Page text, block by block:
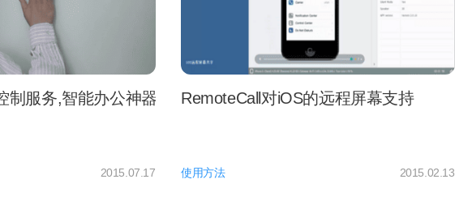
制服务,智能办公神器,去除烦恼的”对症良药”
2015.07.17
RemoteCall对iOS的远程屏幕支持
使用方法 2015.02.13